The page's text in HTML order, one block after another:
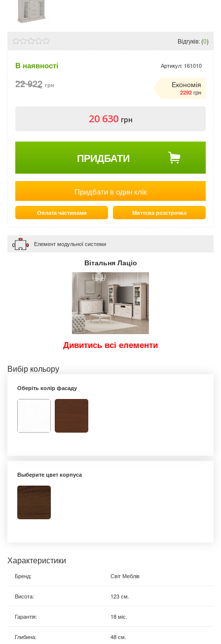
Відгуків: (0)
В наявності Артикул: 161010
22 922 грн Економія
2292 грн
20 630 грн
ПРИДБАТИ
Придбати в один клік
Оплата частинами Миттєва розстрочка
Елемент модульної системи
Вітальня Лаціо
Дивитись всі елементи
Вибір кольору
Оберіть колір фасаду
Выберите цвет корпуса
Характеристики
Бренд: Світ Меблів
Висота: 123 см.
Гарантія: 18 міс.
Глибина: 48 см.